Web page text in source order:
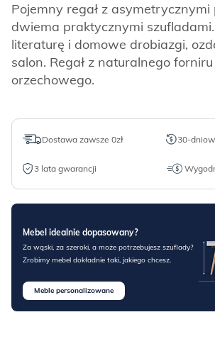
Pojemny regał z asymetrycznymi
dwiema praktycznymi
literaturę i domowe drobiazgi,
salon. Regał z naturalnego
orzechowego.
Dostawa zawsze 0zł 30-
3 lata gwarancji
Mebel idealnie dopasowany?
Za wąski, za szeroki, a może potrzebujesz szuflady?
Zrobimy mebel dokładnie taki, jakiego chcesz.
Meble personalizowane